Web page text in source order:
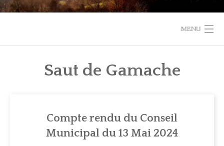
MENU
MUNICIPALITÉ
Saut de Gamache
Compte rendu du Conseil
Municipal du 13 Mai 2024